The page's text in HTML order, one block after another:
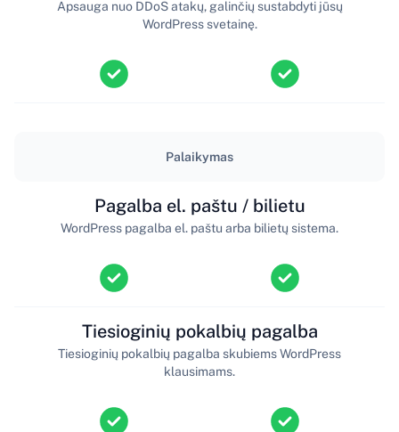
Apsauga nuo DDoS atakų, galinčių sustabdyti jūsų
WordPress svetainę.
Palaikymas
Pagalba el. paštu / bilietu
WordPress pagalba el. paštu arba bilietų sistema.
Tiesioginių pokalbių pagalba
Tiesioginių pokalbių pagalba skubiems WordPress
klausimams.